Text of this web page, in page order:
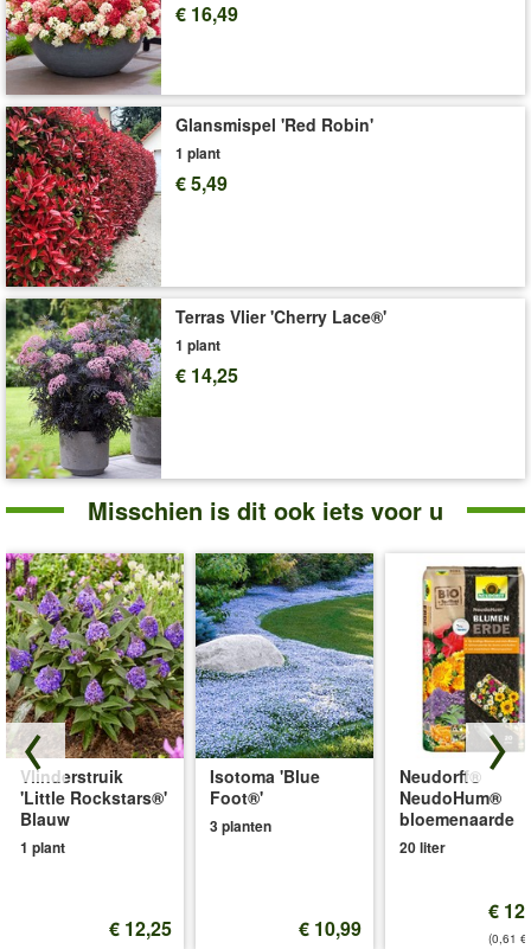
Voor extra rijke bloei en krachtige groei adviseren
wijSUBSTRAL® langwerkende meststof voor bloeiende
planten (art.nr.8827
De levering volgt zonder sierpot!
Art.nr.:9639
Levering omvat:12 cm-pot
'Vlinderstruik'
Plant- en Verzorgingstips
€ 16,49
Glansmispel 'Red Robin'
1 plant
€ 5,49
Terras Vlier 'Cherry Lace®'
1 plant
€ 14,25
Misschien is dit ook iets voor u
Vlinderstruik
'Little Rockstars®'
Blauw
1 plant
€ 12,25
Isotoma 'Blue
Foot®'
3 planten
€ 10,99
Neudorff®
NeudoHum®
bloemenaarde
20 liter
€
(0,61